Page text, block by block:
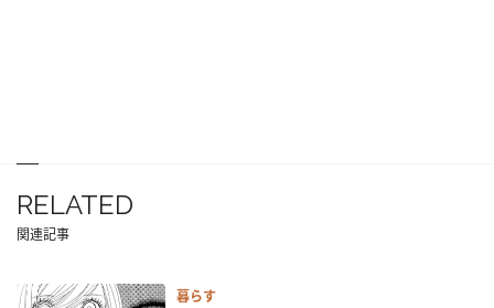
RELATED
関連記事
暮らす